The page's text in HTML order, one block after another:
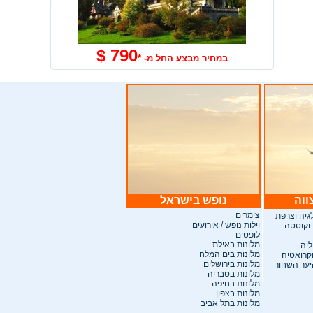
במחיר מבצע החל מ- *790 $
וצרפת
וקוסטה
השחור
נופש בישראל
צימרים
וילות נופש / אירועים
לופטים
מלונות באילת
מלונות בים המלח
מלונות בירושלים
מלונות בטבריה
מלונות בחיפה
מלונות בצפון
מלונות בתל אביב